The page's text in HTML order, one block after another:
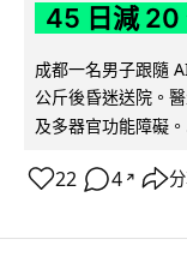
45 日減 20
成都一名男子跟隨
公斤後昏迷送院。
及多器官功能障礙
22 4 ↗